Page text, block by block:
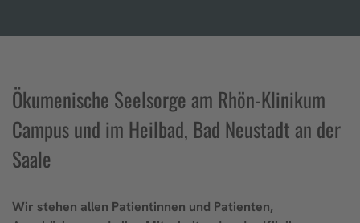
Ökumenische Seelsorge am Rhön-Klinikum
Campus und im Heilbad, Bad Neustadt an der
Saale
Wir stehen allen Patientinnen und Patienten,